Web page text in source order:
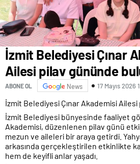
İzmit Belediyesi Çınar
Ailesi pilav gününde
ABONE OL News 17 Mayıs 2026
İzmit Belediyesi Çınar Akademisi
İzmit Belediyesi bünyesinde faaliyet
Akademisi, düzenlenen pilav günü
mezun ve aileleri bir araya getirdi.
arkasında gerçekleştirilen etkinlikte
hem de keyifli anlar yaşadı.